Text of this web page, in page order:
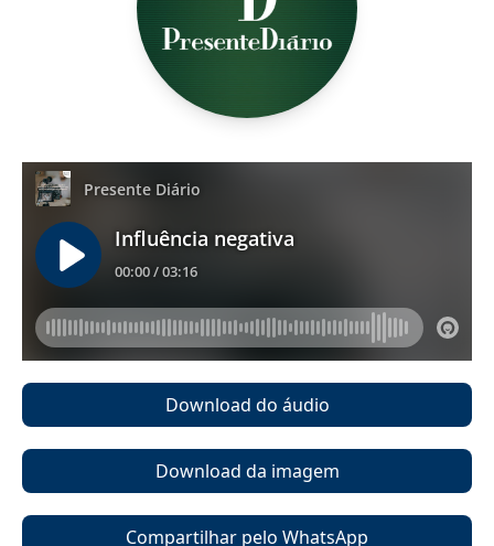
Download do áudio
Download da imagem
Compartilhar pelo WhatsApp